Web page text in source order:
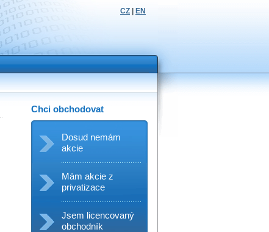
CZ EN
Chci obchodovat
Dosud nemám
akcie
Mám akcie z
privatizace
Jsem licencovaný
obchodník